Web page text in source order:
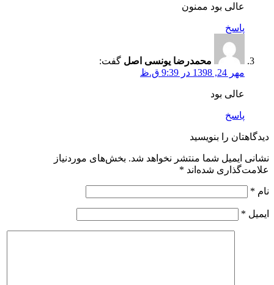
عالی بود ممنون
پاسخ
محمدرضا یونسی اصل گفت:
مهر 24, 1398 در 9:39 ق.ظ
عالی بود
پاسخ
دیدگاهتان را بنویسید
نشانی ایمیل شما منتشر نخواهد شد. بخش‌های موردنیاز
علامت‌گذاری شده‌اند *
نام *
ایمیل *